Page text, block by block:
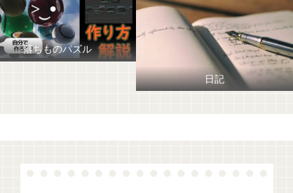
落ちものパズル
日記